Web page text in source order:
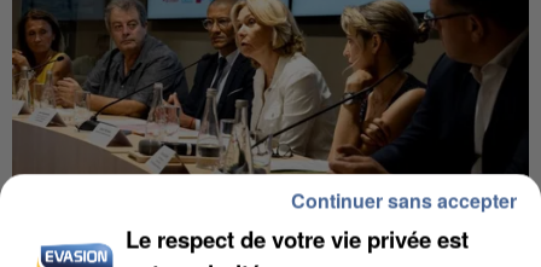
INCENDIES : L’ÎLE-DE-FRANCE LANCE UN ÉLAN
Le respect de votre vie privée est
Continuer sans accepter